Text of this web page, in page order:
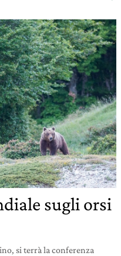
sugli orsi
si terrà la conferenza